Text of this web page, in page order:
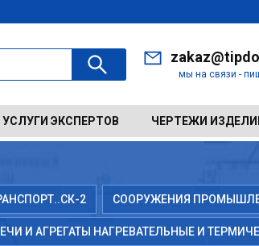
мы на связи -
УСЛУГИ ЭКСПЕРТОВ ЧЕРТЕЖИ
2 СООРУЖЕНИЯ
И АГРЕГАТЫ НАГРЕВАТЕЛЬНЫЕ И